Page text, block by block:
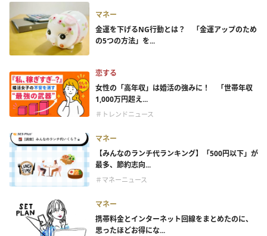
マネー
金運を下げるNG行動とは？ 「金運アップのため
の5つの方法」を...
恋する
女性の「高年収」は婚活の強みに！ 「世帯年収
1,000万円超え...
＃トレンドニュース
マネー
【みんなのランチ代ランキング】「500円以下」が
最多、節約志向...
＃マネーニュース
マネー
携帯料金とインターネット回線をまとめたのに、
思ったほどお得にな...